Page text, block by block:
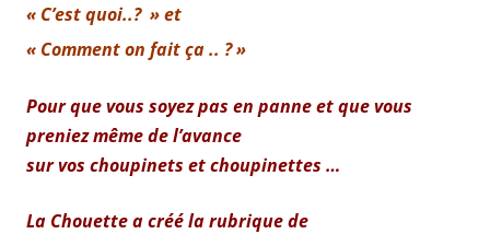
« C’est quoi..? » et
« Comment on fait ça .. ? »
Pour que vous soyez pas en panne et que vous
preniez même de l’avance
sur vos choupinets et choupinettes …
La Chouette a créé la rubrique de